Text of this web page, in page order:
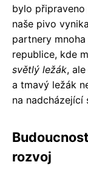
bylo
naše pivo
partnery
republice, kde
světlý ležák,
a tmavý ležák
na nadcházející
rozvoj